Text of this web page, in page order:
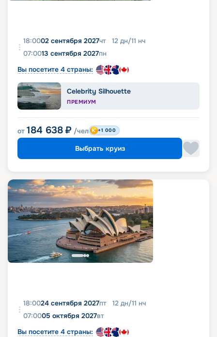
18:0002 сентября 2027чт 12 дн/11 нч
07:0013 сентября 2027пн
Вы посетите 4 страны:
Celebrity Silhouette
ПРЕМИУМ
от 184 638 ₽ /чел +1 000
Выбрать круиз
18:0024 сентября 2027пт 12 дн/11 нч
07:0005 октября 2027вт
Вы посетите 4 страны: